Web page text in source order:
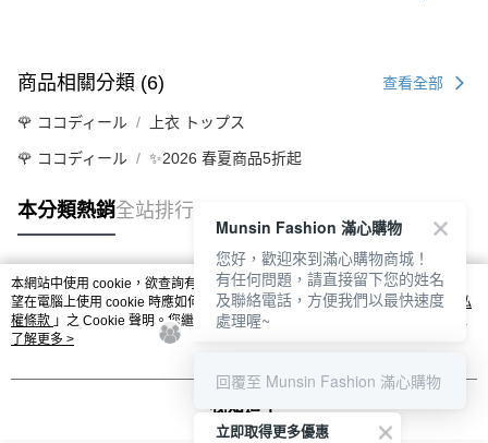
商品相關分類 (6) 查看全部
🌹 ココディール 上衣 トップス
🌹 ココディール ✨2026 春夏商品5折起
本分類熱銷全站排行
熱門標籤
本網站中使用 cookie，欲查詢有關本網站使用 cookie 方式之詳情，及若您不希
望在電腦上使用 cookie 時應如何變更電腦的 cookie 設定，請參閱本網站「
隱私
權條款 」之 Cookie 聲明。您繼續使用本網站即表示您同意本公司得按本網站使
用條款之 Cookie 聲明使用 cookie。
了解更多 >
我知道了
Munsin Fashion 滿心購物
您好，歡迎來到滿心購物商城！
有任何問題，請直接留下您的姓名
及聯絡電話，方便我們以最快速度
處理喔~
回覆至 Munsin Fashion 滿心購物
立即取得更多優惠